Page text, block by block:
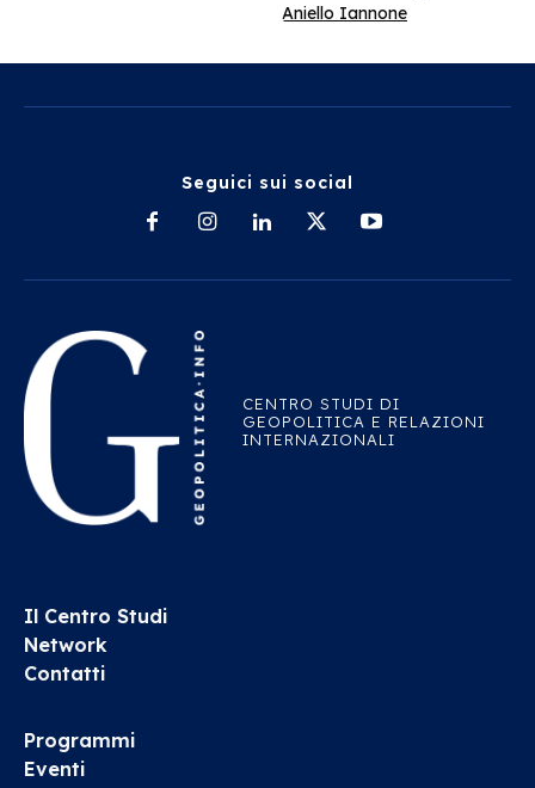
Aniello Iannone
Seguici sui social
CENTRO STUDI DI
GEOPOLITICA E RELAZIONI
INTERNAZIONALI
Il Centro Studi
Network
Contatti
Programmi
Eventi